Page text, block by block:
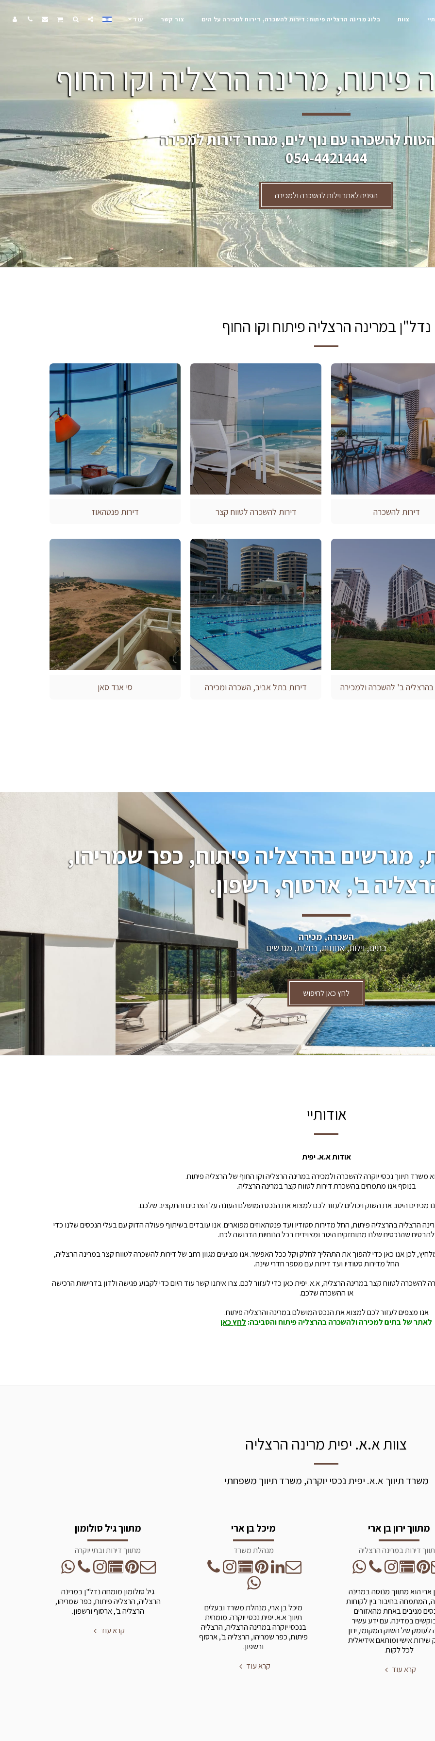
צוות בלוג מרינה הרצליה פיתוח: דירות להשכרה, דירות למכירה על הים צור קשר עוד
פיתוח, מרינה הרצליה וקו החוף
להשכרה עם נוף לים, מבחר דירות למכירה
054-4421444
הפניה לאתר וילות להשכרה ולמכירה
נדל"ן במרינה הרצליה פיתוח וקו החוף
דירות להשכרה דירות להשכרה לטווח קצר דירות פנטהאוז
בהרצליה ב' להשכרה ולמכירה דירות בתל אביב, השכרה ומכירה סי אנד סאן
ב', ארסוף, רשפון.
השכרה, מכירה
בתים, וילות, אחוזות, נחלות, מגרשים
לחץ כאן לחיפוש
אודותיי
אודות א.א. יפית
משרד תיווך נכסי יוקרה להשכרה ולמכירה במרינה הרצליה וקו החוף של הרצליה פיתוח.
בנוסף אנו מתמחים בהשכרת דירות לטווח קצר במרינה הרצליה.
מכירים היטב את השוק ויכולים לעזור לכם למצוא את הנכס המושלם העונה על הצרכים והתקציב שלכם.
הרצליה בהרצליה פיתוח, החל מדירות סטודיו ועד פנטהאוזים מפוארים. אנו עובדים בשיתוף פעולה הדוק עם בעלי הנכסים שלנו כדי
להבטיח שהנכסים שלנו מתוחזקים היטב ומצוידים בכל הנוחיות הדרושה לכם.
לכן אנו כאן כדי להפוך את התהליך לחלק וקל ככל האפשר. אנו מציעים מגוון רחב של דירות להשכרה לטווח קצר במרינה הרצליה,
החל מדירות סטודיו ועד דירות עם מספר חדרי שינה.
להשכרה לטווח קצר במרינה הרצליה, א.א. יפית כאן כדי לעזור לכם. צרו איתנו קשר עוד היום כדי לקבוע פגישה ולדון בדרישות הרכישה
או ההשכרה שלכם.
אנו מצפים לעזור לכם למצוא את הנכס המושלם במרינה והרצליה פיתוח.
לאתר של בתים למכירה ולהשכרה בהרצליה פיתוח והסביבה: לחץ כאן
צוות א.א. יפית מרינה הרצליה
משרד תיווך א.א. יפית נכסי יוקרה, משרד תיווך משפחתי
מתווך ירון בן ארי
דירות במרינה הרצליה
ארי הוא מתווך מנוסה במרינה
המתמחה בחיבור בין לקוחות
מניבים באחת מהאזורים
במדינה. עם ידע עשיר
לעומק של השוק המקומי, ירון
אישי ומותאם אידיאלית
לכל לקוח.
קרא עוד
מיכל בן ארי
מנהלת משרד
מיכל בן ארי, מנהלת משרד ובעלים
תיווך א.א. יפית נכסי יוקרה. מומחית
בנכסי יוקרה במרינה הרצליה, הרצליה
פיתוח, כפר שמריהו, הרצליה ב', ארסוף
ורשפון.
קרא עוד
מתווך גיל סולומון
מתווך דירות ובתי יוקרה
גיל סולומון מומחה נדל"ן במרינה
הרצליה, הרצליה פיתוח, כפר שמריהו,
הרצליה ב', ארסוף ורשפון.
קרא עוד